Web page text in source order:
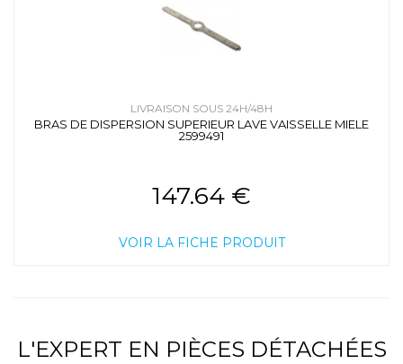
LIVRAISON SOUS 24H/48H
BRAS DE DISPERSION SUPERIEUR LAVE VAISSELLE MIELE
2599491
147.64 €
VOIR LA FICHE PRODUIT
L'EXPERT EN PIÈCES DÉTACHÉES